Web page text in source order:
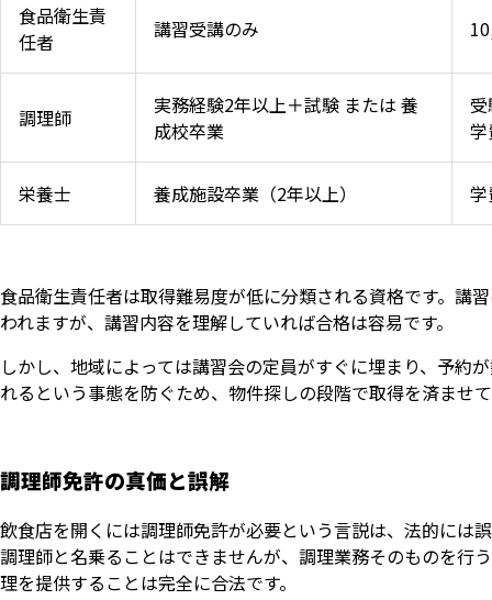
食品衛生責
任者
講習受講のみ
調理師
実務経験2年以上＋試験 または 養
成校卒業
栄養士 養成施設卒業（2年以上）
食品衛生責任者は取得難易度が低に分類される資格です。講
われますが、講習内容を理解していれば合格は容易です。
しかし、地域によっては講習会の定員がすぐに埋まり、予約
れるという事態を防ぐため、物件探しの段階で取得を済ませ
調理師免許の真価と誤解
飲食店を開くには調理師免許が必要という言説は、法的には
調理師と名乗ることはできませんが、調理業務そのものを行
理を提供することは完全に合法です。